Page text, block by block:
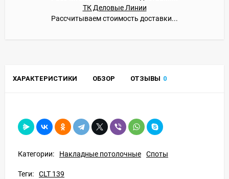
ТК Деловые Линии
Рассчитываем стоимость доставки...
ХАРАКТЕРИСТИКИ ОБЗОР ОТЗЫВЫ 0
Категории: Накладные потолочные Споты
Теги: CLT 139